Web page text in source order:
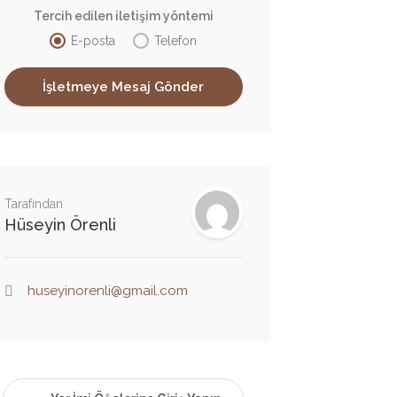
Tercih edilen iletişim yöntemi
E-posta
Telefon
Tarafından
Hüseyin Örenli
huseyinorenli@gmail.com